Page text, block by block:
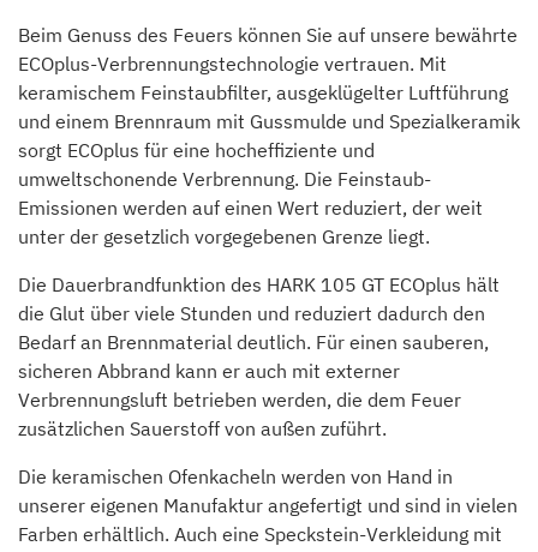
Beim Genuss des Feuers können Sie auf unsere bewährte
ECOplus-Verbrennungstechnologie vertrauen. Mit
keramischem Feinstaubfilter, ausgeklügelter Luftführung
und einem Brennraum mit Gussmulde und Spezialkeramik
sorgt ECOplus für eine hocheffiziente und
umweltschonende Verbrennung. Die Feinstaub-
Emissionen werden auf einen Wert reduziert, der weit
unter der gesetzlich vorgegebenen Grenze liegt.
Die Dauerbrandfunktion des HARK 105 GT ECOplus hält
die Glut über viele Stunden und reduziert dadurch den
Bedarf an Brennmaterial deutlich. Für einen sauberen,
sicheren Abbrand kann er auch mit externer
Verbrennungsluft betrieben werden, die dem Feuer
zusätzlichen Sauerstoff von außen zuführt.
Die keramischen Ofenkacheln werden von Hand in
unserer eigenen Manufaktur angefertigt und sind in vielen
Farben erhältlich. Auch eine Speckstein-Verkleidung mit